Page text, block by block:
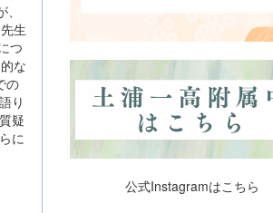
生
つ
な
の
り
疑
に
公式Instagramはこちら